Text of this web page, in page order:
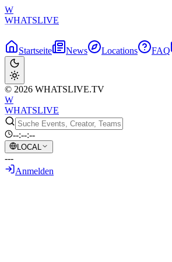
W
WHATSLIVE
Startseite News Locations FAQ
© 2026 WHATSLIVE.TV
W
WHATSLIVE
--:--:--
LOCAL
---
Anmelden